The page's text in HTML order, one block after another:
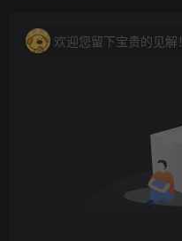
欢迎您留下宝贵的见解！